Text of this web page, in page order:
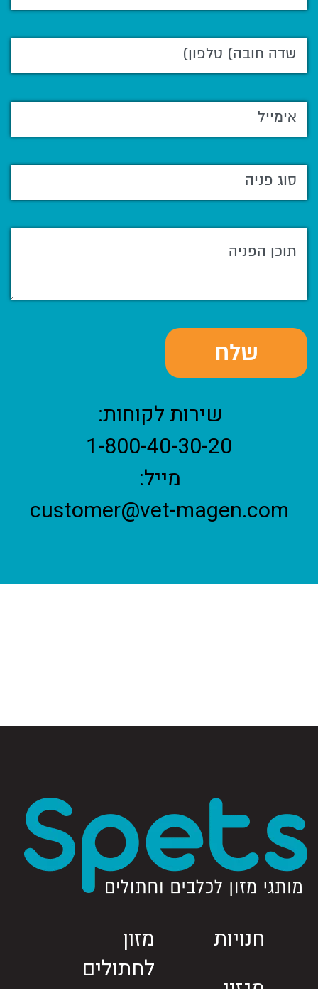
שירות לקוחות:
1-800-40-30-20
מייל:
customer@vet-magen.com
חנויות
מזון
לחתולים